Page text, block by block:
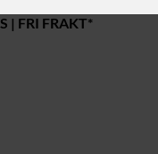
| FRI FRAKT*